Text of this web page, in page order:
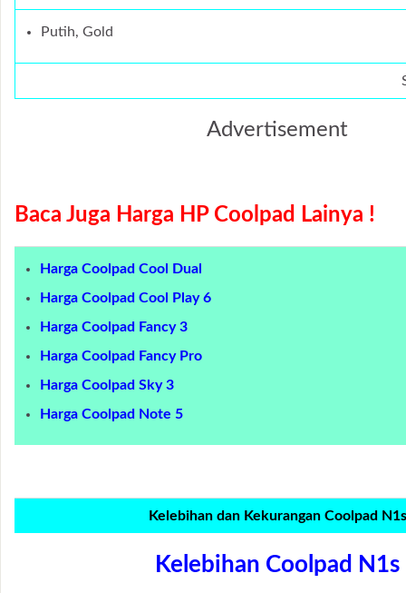
Putih, Gold
Advertisement
Baca Juga Harga HP Coolpad Lainya !
Harga Coolpad Cool Dual
Harga Coolpad Cool Play 6
Harga Coolpad Fancy 3
Harga Coolpad Fancy Pro
Harga Coolpad Sky 3
Harga Coolpad Note 5
Kelebihan dan Kekurangan Coolpad N1s
Kelebihan Coolpad N1s